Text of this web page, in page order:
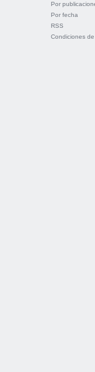
Por
Por fecha
RSS
Condiciones